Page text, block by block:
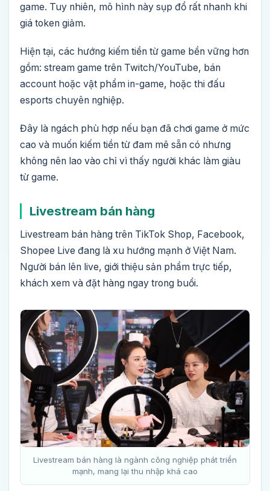
game. Tuy nhiên, mô hình này sụp đổ rất nhanh khi
giá token giảm.
Hiện tại, các hướng kiếm tiền từ game bền vững hơn
gồm: stream game trên Twitch/YouTube, bán
account hoặc vật phẩm in-game, hoặc thi đấu
esports chuyên nghiệp.
Đây là ngách phù hợp nếu bạn đã chơi game ở mức
cao và muốn kiếm tiền từ đam mê sẵn có nhưng
không nên lao vào chỉ vì thấy người khác làm giàu
từ game.
Livestream bán hàng
Livestream bán hàng trên TikTok Shop, Facebook,
Shopee Live đang là xu hướng mạnh ở Việt Nam.
Người bán lên live, giới thiệu sản phẩm trực tiếp,
khách xem và đặt hàng ngay trong buổi.
Livestream bán hàng là ngành công nghiệp phát triển
mạnh, mang lại thu nhập khá cao